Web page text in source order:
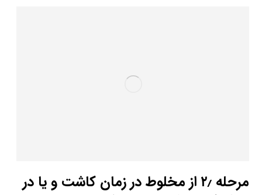
مرحله ۲٫ از مخلوط در زمان کاشت و یا در